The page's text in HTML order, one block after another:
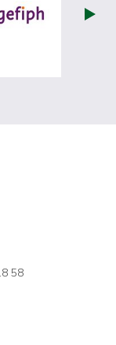
Ministère du travail
visiter les
58